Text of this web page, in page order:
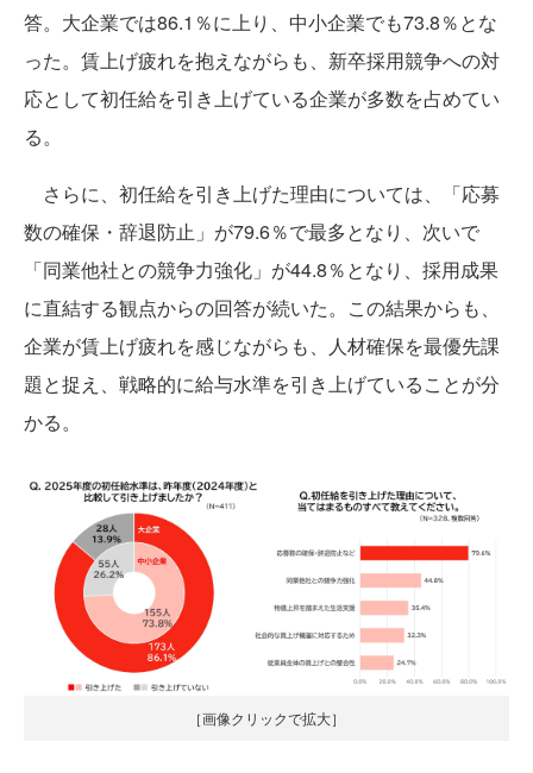
答。大企業では86.1％に上り、中小企業でも73.8％とな
った。賃上げ疲れを抱えながらも、新卒採用競争への対
応として初任給を引き上げている企業が多数を占めてい
る。
さらに、初任給を引き上げた理由については、「応募
数の確保・辞退防止」が79.6％で最多となり、次いで
「同業他社との競争力強化」が44.8％となり、採用成果
に直結する観点からの回答が続いた。この結果からも、
企業が賃上げ疲れを感じながらも、人材確保を最優先課
題と捉え、戦略的に給与水準を引き上げていることが分
かる。
［画像クリックで拡大］